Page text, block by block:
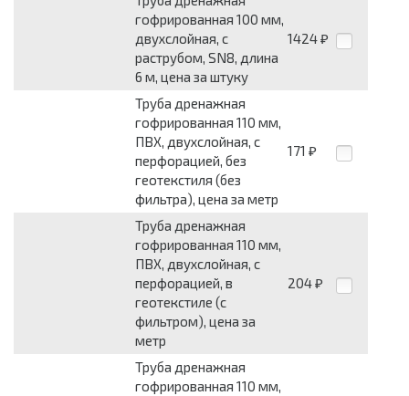
гофрированная 100 мм,
двухслойная, с
раструбом, SN8, длина
6 м, цена за штуку
1424 ₽
Труба дренажная
гофрированная 110 мм,
ПВХ, двухслойная, с
перфорацией, без
геотекстиля (без
фильтра), цена за метр
171 ₽
Труба дренажная
гофрированная 110 мм,
ПВХ, двухслойная, с
перфорацией, в
геотекстиле (с
фильтром), цена за
метр
204 ₽
Труба дренажная
гофрированная 110 мм,